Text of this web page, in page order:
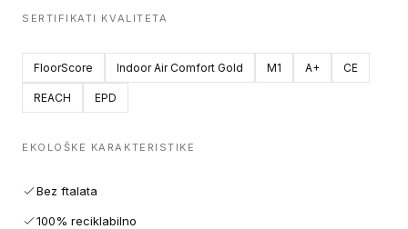
SERTIFIKATI KVALITETA
FloorScore Indoor Air Comfort Gold M1 A+ CE
REACH EPD
EKOLOŠKE KARAKTERISTIKE
Bez ftalata
100% reciklabilno